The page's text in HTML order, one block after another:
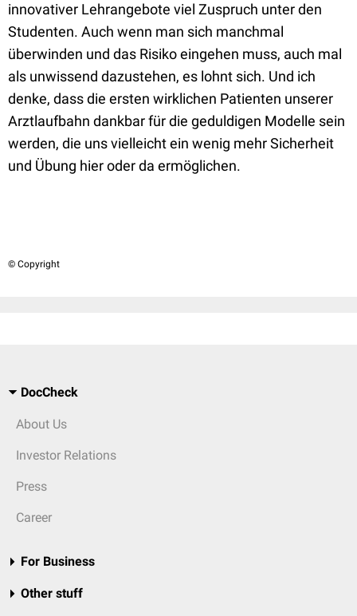
innovativer Lehrangebote viel Zuspruch unter den
Studenten. Auch wenn man sich manchmal
überwinden und das Risiko eingehen muss, auch mal
als unwissend dazustehen, es lohnt sich. Und ich
denke, dass die ersten wirklichen Patienten unserer
Arztlaufbahn dankbar für die geduldigen Modelle sein
werden, die uns vielleicht ein wenig mehr Sicherheit
und Übung hier oder da ermöglichen.
© Copyright
DocCheck
About Us
Investor Relations
Press
Career
For Business
Other stuff